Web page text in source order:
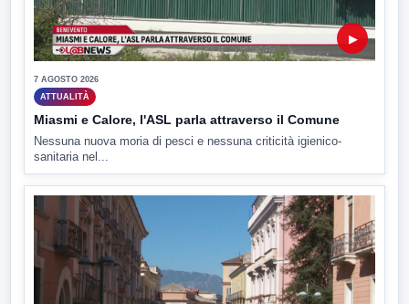
▶
7 AGOSTO 2026
ATTUALITÀ
Miasmi e Calore, l'ASL parla attraverso il Comune
Nessuna nuova moria di pesci e nessuna criticità igienico-
sanitaria nel...